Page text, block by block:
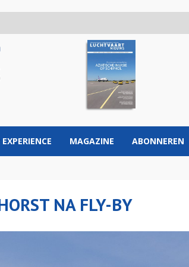
EXPERIENCE MAGAZINE ABONNEREN
NA FLY-BY